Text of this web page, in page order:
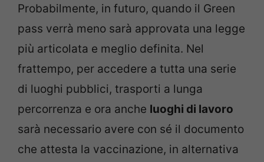
Probabilmente, in futuro, quando il Green
pass verrà meno sarà approvata una legge
più articolata e meglio definita. Nel
frattempo, per accedere a tutta una serie
di luoghi pubblici, trasporti a lunga
percorrenza e ora anche luoghi di lavoro
sarà necessario avere con sé il documento
che attesta la vaccinazione, in alternativa